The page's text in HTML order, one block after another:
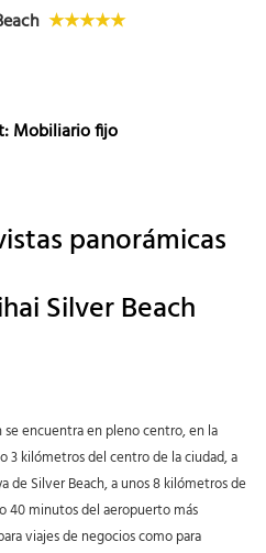
★★★★★
Mobiliario fijo
panorámicas
Silver Beach
se encuentra en pleno centro, en la
3 kilómetros del centro de la ciudad, a
de Silver Beach, a unos 8 kilómetros de
40 minutos del aeropuerto más
viajes de negocios como para